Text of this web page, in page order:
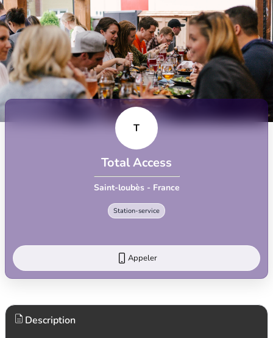
T
Total Access
Saint-loubès - France
Station-service
Appeler
Description